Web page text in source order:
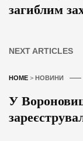
загиблим
NEXT ARTICLES
HOME > НОВИНИ
У